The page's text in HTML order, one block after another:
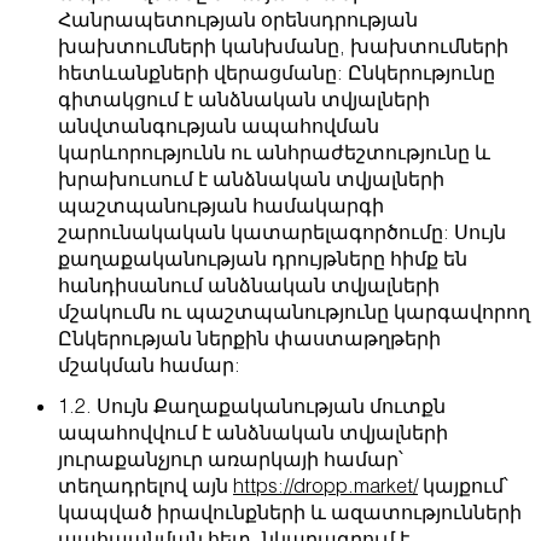
Հանրապետության օրենսդրության
խախտումների կանխմանը, խախտումների
հետևանքների վերացմանը: Ընկերությունը
գիտակցում է անձնական տվյալների
անվտանգության ապահովման
կարևորությունն ու անհրաժեշտությունը և
խրախուսում է անձնական տվյալների
պաշտպանության համակարգի
շարունակական կատարելագործումը: Սույն
քաղաքականության դրույթները հիմք են
հանդիսանում անձնական տվյալների
մշակումն ու պաշտպանությունը կարգավորող
Ընկերության ներքին փաստաթղթերի
մշակման համար:
1.2. Սույն Քաղաքականության մուտքն
ապահովվում է անձնական տվյալների
յուրաքանչյուր առարկայի համար՝
տեղադրելով այն https://dropp.market/կայքում՝
կապված իրավունքների և ազատությունների